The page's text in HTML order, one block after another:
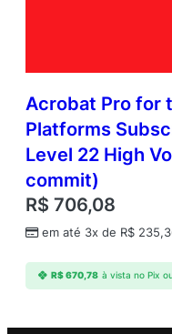
Acrobat Pro for
Platforms
Level 22 High
commit)
R$ 706,08
em até 3x de R$
R$670,78 à vista no Pix